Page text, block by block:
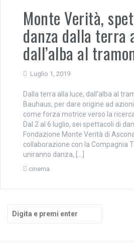
Monte Verità,
danza dalla terra
dall’alba al
Luglio 1, 2019
Dalla terra alla luce, dall’alba al
Bauhaus, per dare origine ad
come forza motrice verso la
Dal 2 al 6 luglio, sei spettacoli di
Fondazione Monte Verità di
collaborazione con la Compagnia
uniranno danza, […]
cinema